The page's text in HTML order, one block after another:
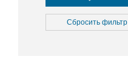
Культура
Медицина
Сбросить фильтр